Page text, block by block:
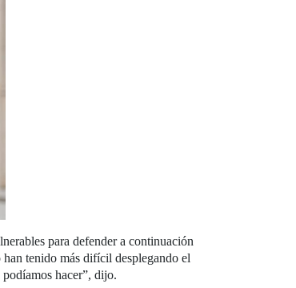
para defender a continuación
tenido más difícil desplegando el
hacer”, dijo.